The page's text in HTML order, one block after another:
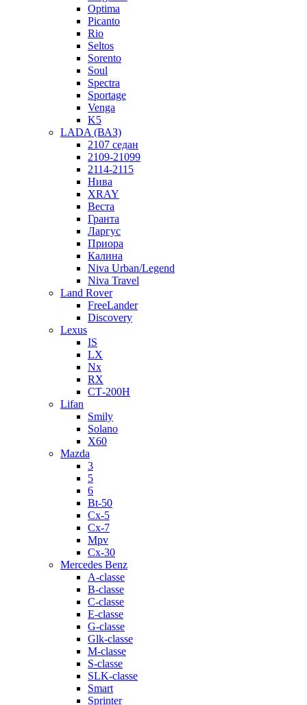
Optima
Picanto
Rio
Seltos
Sorento
Soul
Spectra
Sportage
Venga
K5
LADA (ВАЗ)
2107 седан
2109-21099
2114-2115
Нива
XRAY
Веста
Гранта
Ларгус
Приора
Калина
Niva Urban/Legend
Niva Travel
Land Rover
FreeLander
Discovery
Lexus
IS
LX
Nx
RX
СТ-200H
Lifan
Smily
Solano
X60
Mazda
3
5
6
Bt-50
Cx-5
Cx-7
Mpv
Cx-30
Mercedes Benz
A-classe
B-classe
C-classe
E-classe
G-classe
Glk-classe
M-classe
S-classe
SLK-classe
Smart
Sprinter